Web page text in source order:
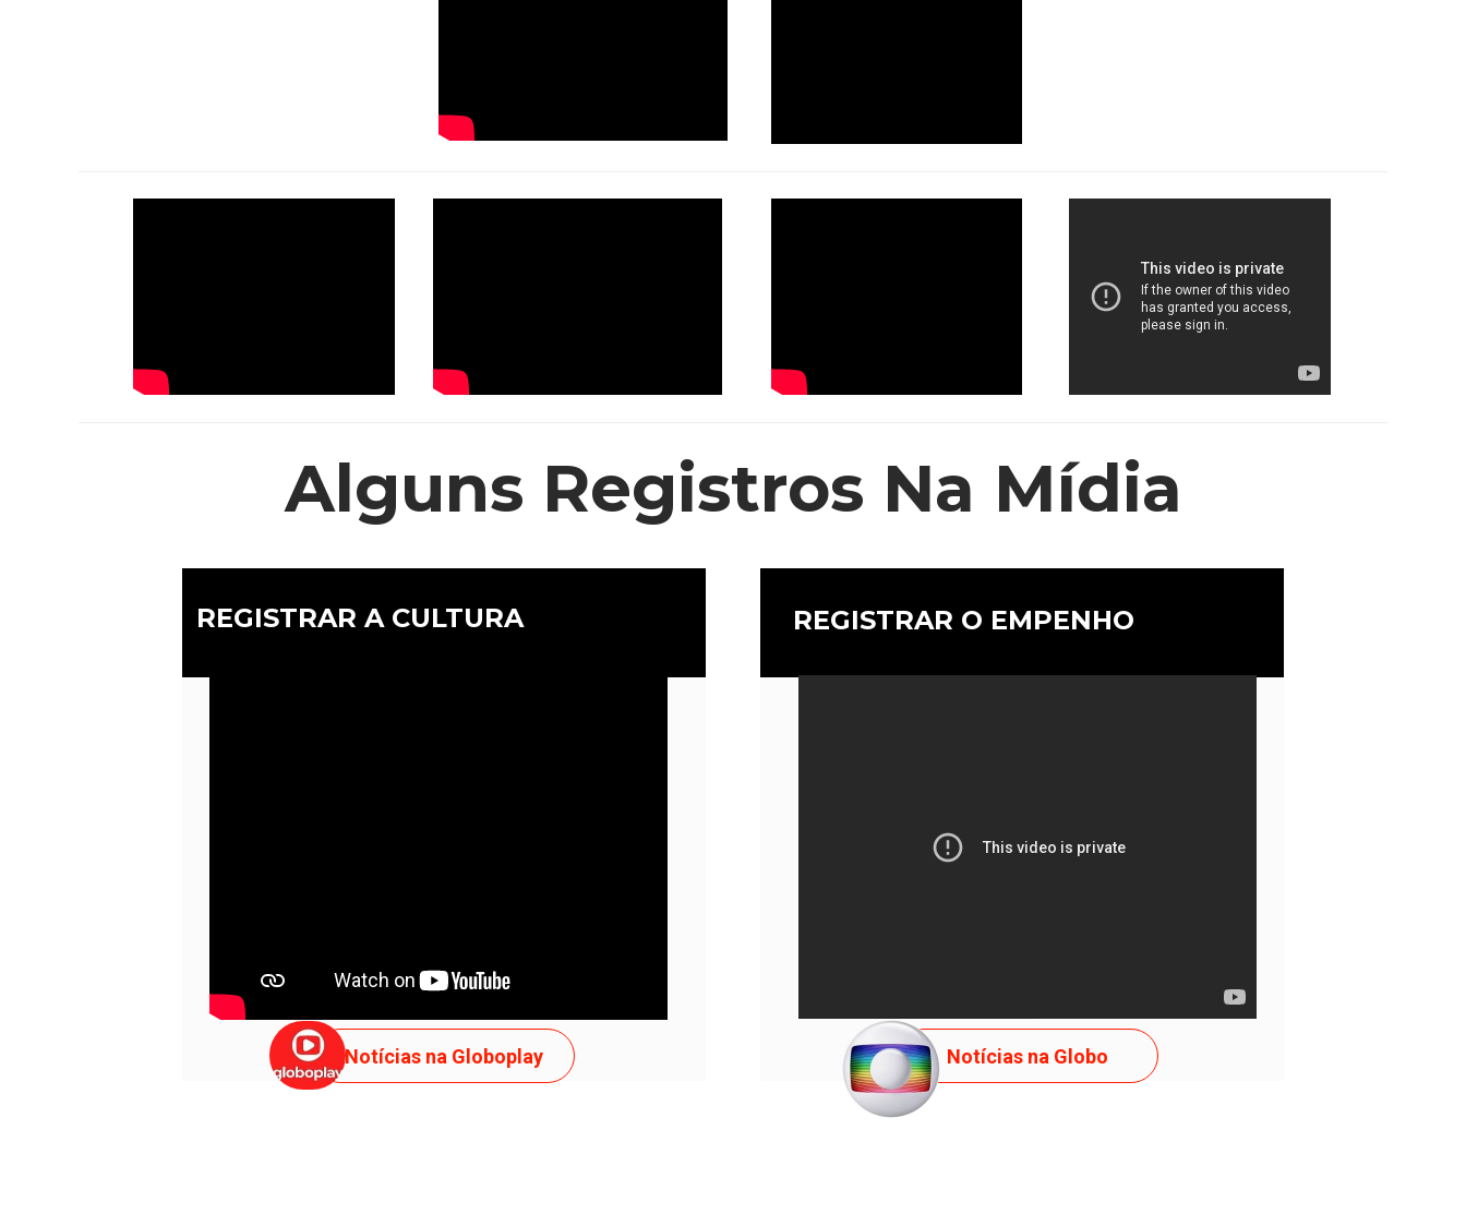
Alguns Registros Na Mídia
REGISTRAR A CULTURA REGISTRAR O EMPENHO
Notícias na Globoplay Notícias na Globo